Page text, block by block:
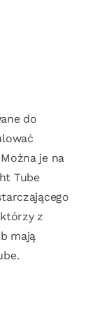
do
je na
Tube
z
mają